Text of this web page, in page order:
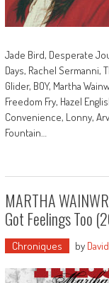
Jade Bird, Desperate
Days, Rachel Sermanni,
Glider, BOY, Martha
Freedom Fry, Hazel
Convenience, Lonny,
Fountain…
MARTHA
Got Feelings Too
Chroniques by